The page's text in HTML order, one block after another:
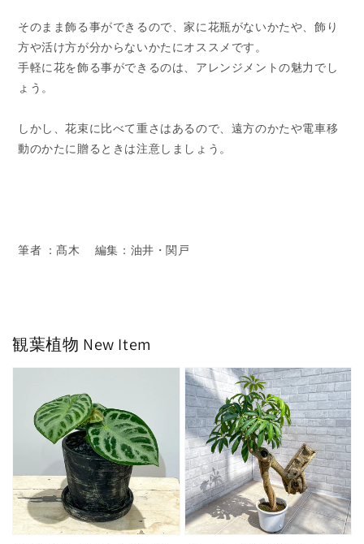
そのまま飾る事ができるので、家に花瓶がないかたや、 飾り
方や活け方が分からないかたにオススメです。
手軽に花を飾る事ができるのは、アレンジメントの魅力でし
ょう。
しかし、花束に比べて重さはあるので、遠方のかたや電車移
動のかたに贈るときは注意しましょう。
筆者 ：髙木 編集：油井・関戸
観葉植物 New Item